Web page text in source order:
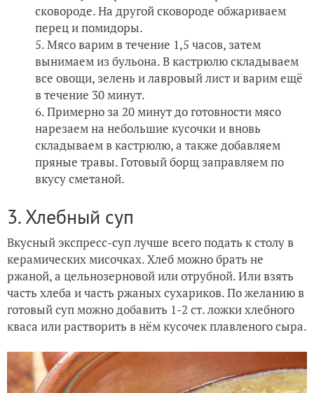
сковороде. На другой сковороде обжариваем
перец и помидоры.
Мясо варим в течение 1,5 часов, затем
вынимаем из бульона. В кастрюлю складываем
все овощи, зелень и лавровый лист и варим ещё
в течение 30 минут.
Примерно за 20 минут до готовности мясо
нарезаем на небольшие кусочки и вновь
складываем в кастрюлю, а также добавляем
пряные травы. Готовый борщ заправляем по
вкусу сметаной.
3. Хлебный суп
Вкусный экспресс-суп лучше всего подать к столу в
керамических мисочках. Хлеб можно брать не
ржаной, а цельнозерновой или отрубной. Или взять
часть хлеба и часть ржаных сухариков. По желанию в
готовый суп можно добавить 1-2 ст. ложки хлебного
кваса или растворить в нём кусочек плавленого сыра.